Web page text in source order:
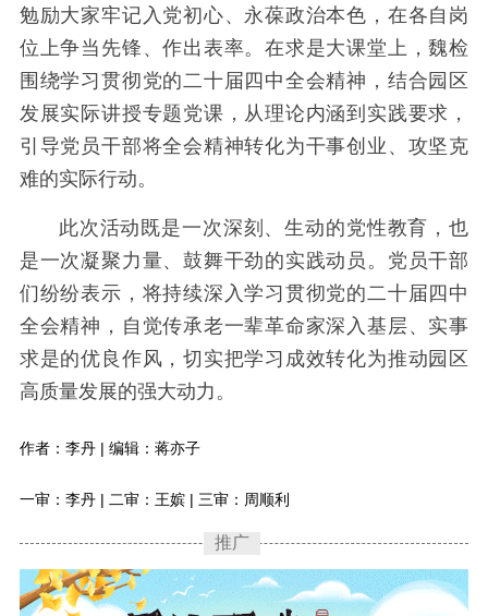
勉励大家牢记入党初心、永葆政治本色，在各自岗
位上争当先锋、作出表率。在求是大课堂上，魏检
围绕学习贯彻党的二十届四中全会精神，结合园区
发展实际讲授专题党课，从理论内涵到实践要求，
引导党员干部将全会精神转化为干事创业、攻坚克
难的实际行动。
此次活动既是一次深刻、生动的党性教育，也
是一次凝聚力量、鼓舞干劲的实践动员。党员干部
们纷纷表示，将持续深入学习贯彻党的二十届四中
全会精神，自觉传承老一辈革命家深入基层、实事
求是的优良作风，切实把学习成效转化为推动园区
高质量发展的强大动力。
作者：李丹 | 编辑：蒋亦子
一审：李丹 | 二审：王嫔 | 三审：周顺利
推广